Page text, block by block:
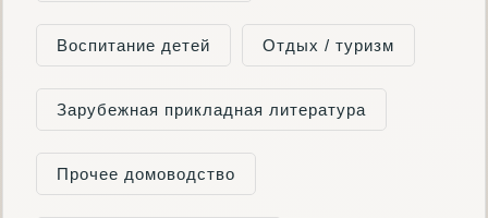
Воспитание детей Отдых / туризм
Зарубежная прикладная литература
Прочее домоводство